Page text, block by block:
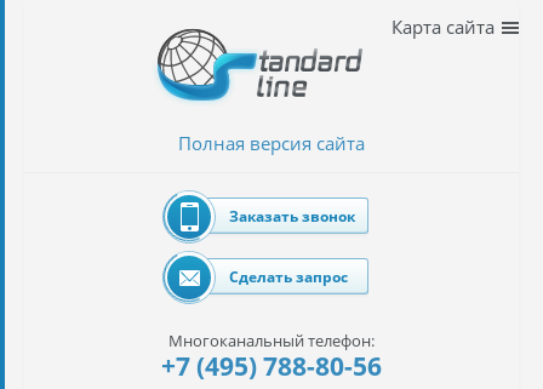
автомобилей
Полная версия сайта
Карта сайта
Заказать звонок
Сделать запрос
Многоканальный телефон:
+7 (495) 788-80-56